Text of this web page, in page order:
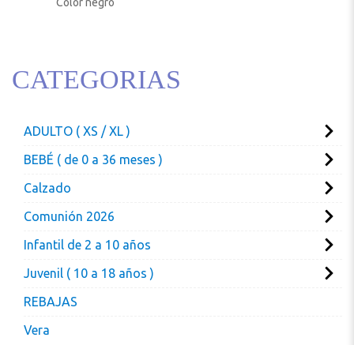
CATEGORIAS
ADULTO ( XS / XL )
BEBÉ ( de 0 a 36 meses )
Calzado
Comunión 2026
Infantil de 2 a 10 años
Juvenil ( 10 a 18 años )
REBAJAS
Vera